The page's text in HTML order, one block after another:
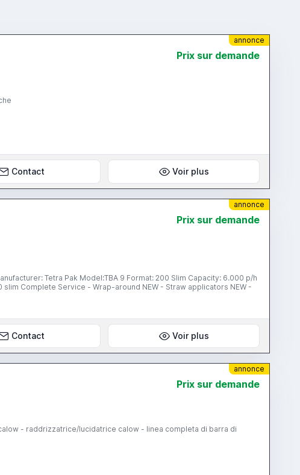
annonce
Prix ​​sur demande
Contact Voir plus
annonce
Prix ​​sur demande
Tetra Pak Model:TBA 9 Format: 200 Slim Capacity: 6.000 p/h
slim Complete Service - Wrap-around NEW - Straw applicators NEW -
Contact Voir plus
annonce
Prix ​​sur demande
- raddrizzatrice/lucidatrice calow - linea completa di barra di